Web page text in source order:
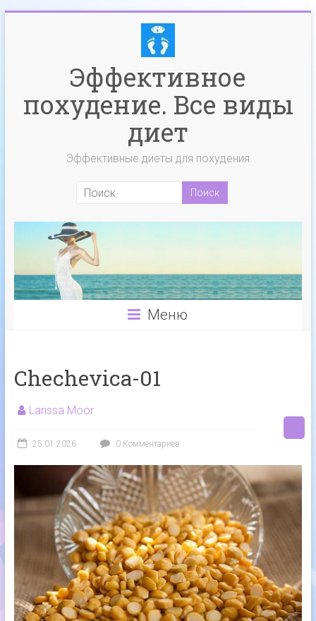
Эффективное
похудение. Все виды
диет
Эффективные диеты для похудения
Меню
Chechevica-01
Larissa Moor
25.01.2026 0 Комментариев